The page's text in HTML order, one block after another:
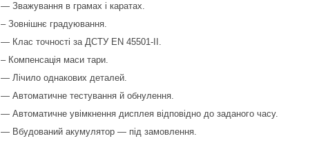
— Зважування в грамах і каратах.
– Зовнішнє градуювання.
— Клас точності за ДСТУ EN 45501-II.
– Компенсація маси тари.
— Лічило однакових деталей.
— Автоматичне тестування й обнулення.
— Автоматичне увімкнення дисплея відповідно до заданого часу.
— Вбудований акумулятор — під замовлення.